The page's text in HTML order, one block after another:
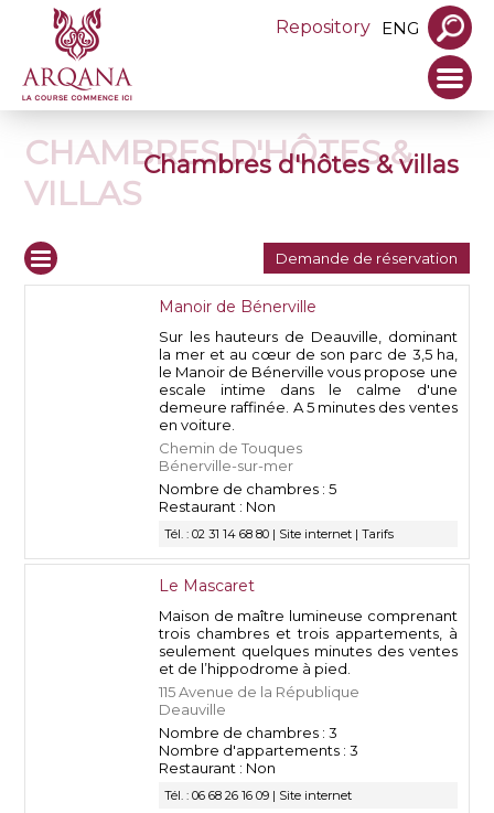
Repository ENG
CHAMBRES D'HÔTES &
VILLAS
Chambres d'hôtes & villas
Demande de réservation
Manoir de Bénerville
Sur les hauteurs de Deauville, dominant
la mer et au cœur de son parc de 3,5 ha,
le Manoir de Bénerville vous propose une
escale intime dans le calme d'une
demeure raffinée. A 5 minutes des ventes
en voiture.
Chemin de Touques
Bénerville-sur-mer
Nombre de chambres : 5
Restaurant : Non
Tél. : 02 31 14 68 80 | Site internet| Tarifs
Le Mascaret
Maison de maître lumineuse comprenant
trois chambres et trois appartements, à
seulement quelques minutes des ventes
et de l’hippodrome à pied.
115 Avenue de la République
Deauville
Nombre de chambres : 3
Nombre d'appartements : 3
Restaurant : Non
Tél. : 06 68 26 16 09 | Site internet